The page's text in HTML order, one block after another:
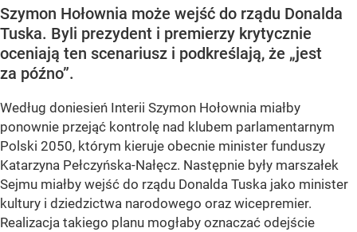
Szymon Hołownia może wejść do rządu Donalda
Tuska. Byli prezydent i premierzy krytycznie
oceniają ten scenariusz i podkreślają, że „jest
za późno”.
Według doniesień Interii Szymon Hołownia miałby
ponownie przejąć kontrolę nad klubem parlamentarnym
Polski 2050, którym kieruje obecnie minister funduszy
Katarzyna Pełczyńska-Nałęcz. Następnie były marszałek
Sejmu miałby wejść do rządu Donalda Tuska jako minister
kultury i dziedzictwa narodowego oraz wicepremier.
Realizacja takiego planu mogłaby oznaczać odejście